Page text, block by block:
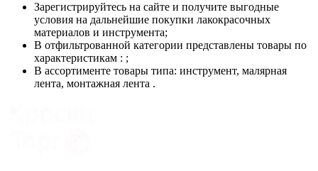
Зарегистрируйтесь на сайте и получите выгодные
условия на дальнейшие покупки лакокрасочных
материалов и инструмента;
В отфильтрованной категории представлены товары по
характеристикам : ;
В ассортименте товары типа: инструмент, малярная
лента, монтажная лента .